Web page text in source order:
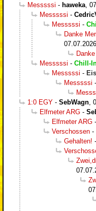
Messsssi - haweka
Messsssi -
Messsssi -
Danke
Messsssi - Chill-
Messsssi -
Messsssi -
1:0 EGY - SebWagn
Elfmeter ARG -
Elfmeter ARG -
Verschossen -
Gehalten! -